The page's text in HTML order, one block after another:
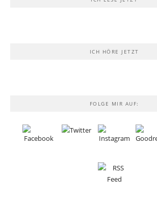
ICH HÖRE JETZT
FOLGE MIR AUF: